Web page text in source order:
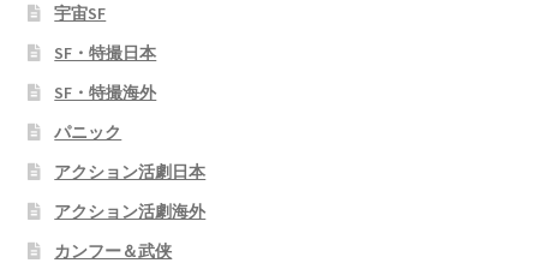
宇宙SF
SF・特撮日本
SF・特撮海外
パニック
アクション活劇日本
アクション活劇海外
カンフー＆武侠